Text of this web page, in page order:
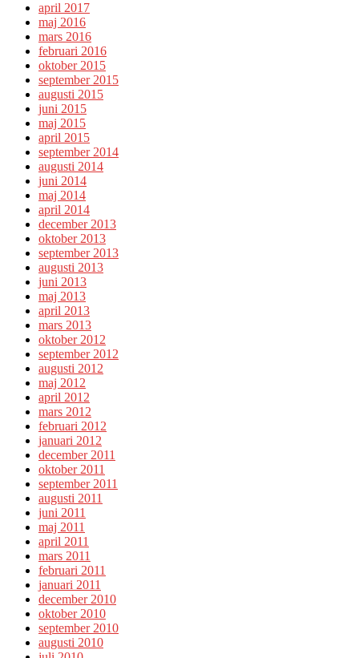
april 2017
maj 2016
mars 2016
februari 2016
oktober 2015
september 2015
augusti 2015
juni 2015
maj 2015
april 2015
september 2014
augusti 2014
juni 2014
maj 2014
april 2014
december 2013
oktober 2013
september 2013
augusti 2013
juni 2013
maj 2013
april 2013
mars 2013
oktober 2012
september 2012
augusti 2012
maj 2012
april 2012
mars 2012
februari 2012
januari 2012
december 2011
oktober 2011
september 2011
augusti 2011
juni 2011
maj 2011
april 2011
mars 2011
februari 2011
januari 2011
december 2010
oktober 2010
september 2010
augusti 2010